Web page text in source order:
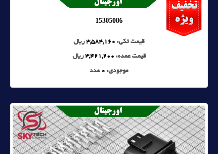
15305086
قیمت تکی: 3,584,160 ریال
قیمت عمده: 3,421,200 ریال
موجودی: 0 عدد